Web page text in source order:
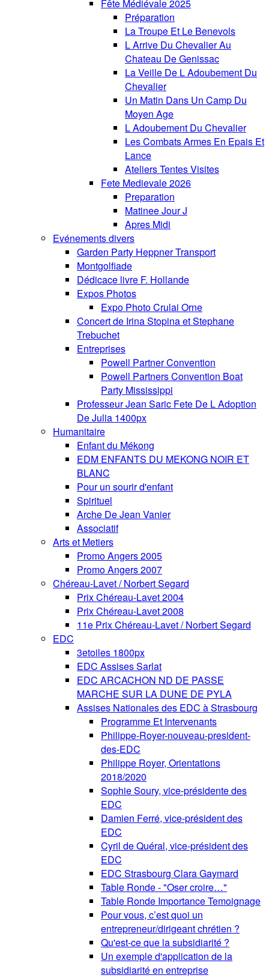
Fête Médiévale 2025
Préparation
La Troupe Et Le Benevols
L Arrive Du Chevalier Au
Chateau De Genissac
La Veille De L Adoubement Du
Chevalier
Un Matin Dans Un Camp Du
Moyen Age
L Adoubement Du Chevalier
Les Combats Armes En Epais Et
Lance
Ateliers Tentes Visites
Fete Medievale 2026
Preparation
Matinee Jour J
Apres Midi
Evénements divers
Garden Party Heppner Transport
Montgolfiade
Dédicace livre F. Hollande
Expos Photos
Expo Photo Crulai Orne
Concert de Irina Stopina et Stephane
Trebuchet
Entreprises
Powell Partner Convention
Powell Partners Convention Boat
Party Mississippi
Professeur Jean Saric Fete De L Adoption
De Julia 1400px
Humanitaire
Enfant du Mékong
EDM ENFANTS DU MEKONG NOIR ET
BLANC
Pour un sourir d'enfant
Spirituel
Arche De Jean Vanier
Associatif
Arts et Metiers
Promo Angers 2005
Promo Angers 2007
Chéreau-Lavet / Norbert Segard
Prix Chéreau-Lavet 2004
Prix Chéreau-Lavet 2008
11e Prix Chéreau-Lavet / Norbert Segard
EDC
3etoiles 1800px
EDC Assises Sarlat
EDC ARCACHON ND DE PASSE
MARCHE SUR LA DUNE DE PYLA
Assises Nationales des EDC à Strasbourg
Programme Et Intervenants
Philippe-Royer-nouveau-president-
des-EDC
Philippe Royer, Orientations
2018/2020
Sophie Soury, vice-présidente des
EDC
Damien Ferré, vice-président des
EDC
Cyril de Quéral, vice-président des
EDC
EDC Strasbourg Clara Gaymard
Table Ronde - "Oser croire…"
Table Ronde Importance Temoignage
Pour vous, c’est quoi un
entrepreneur/dirigeant chrétien ?
Qu'est-ce que la subsidiarité ?
Un exemple d'application de la
subsidiarité en entreprise